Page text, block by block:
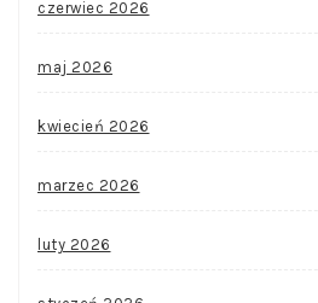
czerwiec 2026
maj 2026
kwiecień 2026
marzec 2026
luty 2026